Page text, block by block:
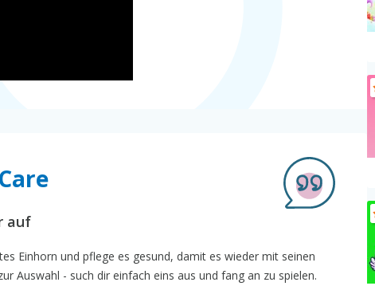
auf
Einhorn und pflege es gesund, damit es wieder mit seinen
Auswahl - such dir einfach eins aus und fang an zu spielen.